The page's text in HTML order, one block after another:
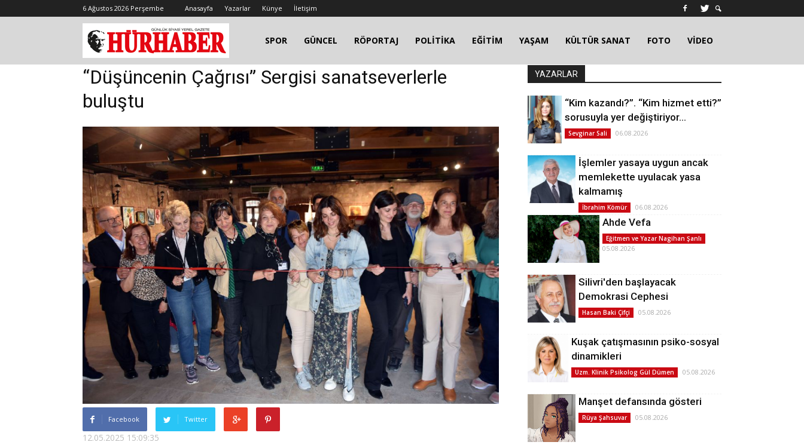
6 Ağustos 2026 Perşembe Anasayfa Yazarlar Künye İletişim
SPOR GÜNCEL RÖPORTAJ POLİTİKA EĞİTİM YAŞAM KÜLTÜR SANAT FOTO VİDEO
“Düşüncenin Çağrısı” Sergisi sanatseverlerle
buluştu
Facebook Twitter
12.05.2025 15:09:35
YAZARLAR
“Kim kazandı?”. “Kim hizmet etti?”
sorusuyla yer değiştiriyor…
Sevginar Sali 06.08.2026
İşlemler yasaya uygun ancak
memlekette uyulacak yasa
kalmamış
İbrahim Kömür 06.08.2026
Ahde Vefa
Eğitmen ve Yazar Nagihan Şanlı
05.08.2026
Silivri'den başlayacak
Demokrasi Cephesi
Hasan Baki Çifçi 05.08.2026
Kuşak çatışmasının psiko-sosyal
dinamikleri
Uzm. Klinik Psikolog Gül Dümen 05.08.2026
Manşet defansında gösteri
Rüya Şahsuvar 05.08.2026